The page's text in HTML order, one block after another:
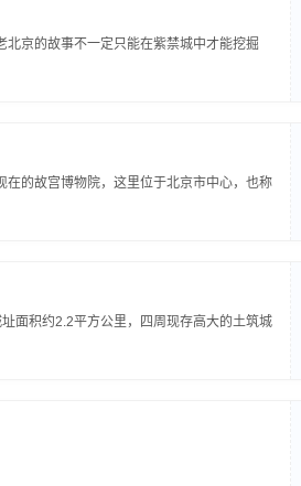
京的故事不一定只能在紫禁城中才能挖掘
的故宫博物院，这里位于北京市中心，也称
面积约2.2平方公里，四周现存高大的土筑城